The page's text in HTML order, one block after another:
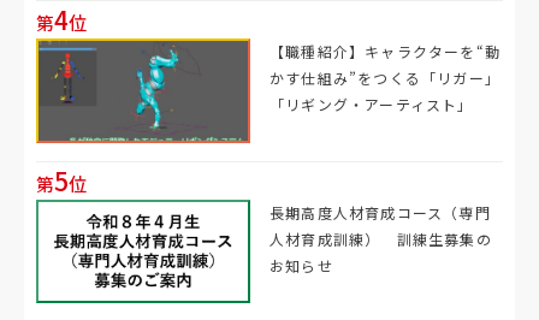
第4位
【職種紹介】キャラクターを“動
かす仕組み”をつくる「リガー」
「リギング・アーティスト」
第5位
長期高度人材育成コース（専門
人材育成訓練） 訓練生募集の
お知らせ